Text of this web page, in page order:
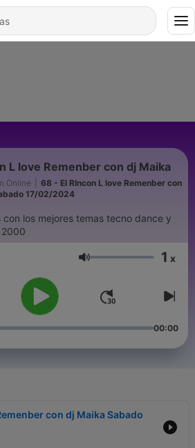
L love Remenber con dj Maika
Online
68 - El RIncon L love Remenber con
17/02/2024
los mejores temas tecno dance y
Volumen 1 x
00:00
con dj Maika Sabado